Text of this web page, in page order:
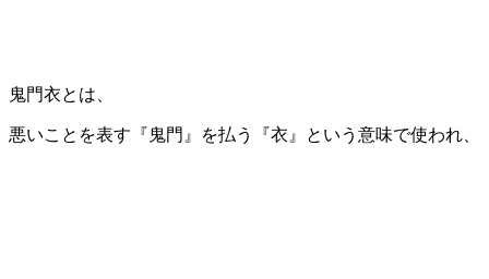
鬼門衣とは、
悪いことを表す『鬼門』を払う『衣』という意味で使われ、